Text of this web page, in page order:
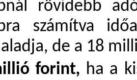
rövidebb
számítva
de a 18
forint, ha a